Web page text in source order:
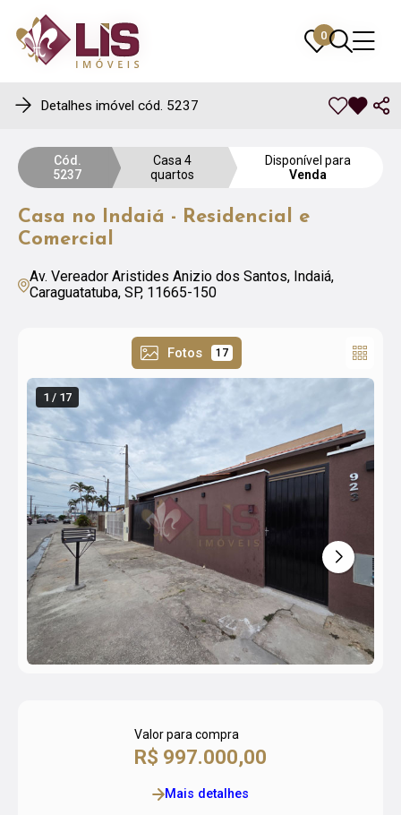
0
0
Detalhes imóvel cód. 5237
Cód.
5237
Casa 4
quartos
Disponível para
Venda
Casa no Indaiá - Residencial e
Comercial
Av. Vereador Aristides Anizio dos Santos, Indaiá,
Caraguatatuba, SP, 11665-150
Fotos 17
1 / 17
Valor para compra
R$ 997.000,00
Mais detalhes